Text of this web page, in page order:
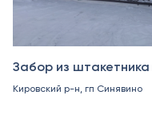
Забор из штакетника
Кировский р-н, гп Синявино